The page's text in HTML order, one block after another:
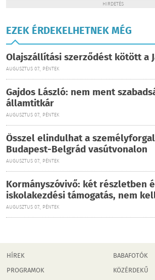
HIRDETÉS
EZEK ÉRDEKELHETNEK MÉG
Olajszállítási szerződést kötött a
AUGUSZTUS 07., PÉNTEK
Gajdos László: nem ment
államtitkár
AUGUSZTUS 07., PÉNTEK
Ősszel elindulhat a
Budapest-Belgrád vasútvonalon
AUGUSZTUS 07., PÉNTEK
Kormányszóvivő: két részletben
iskolakezdési támogatás, nem
AUGUSZTUS 07., PÉNTEK
HÍREK
PROGRAMOK
BABAFOTÓK
KÖZÉRDEKŰ